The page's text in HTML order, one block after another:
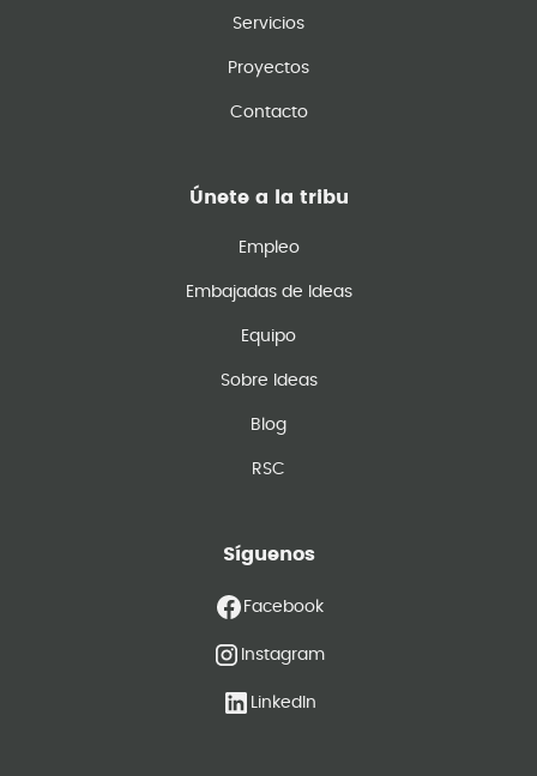
Servicios
Proyectos
Contacto
Únete a la tribu
Empleo
Embajadas de Ideas
Equipo
Sobre Ideas
Blog
RSC
Síguenos
Facebook
Instagram
LinkedIn